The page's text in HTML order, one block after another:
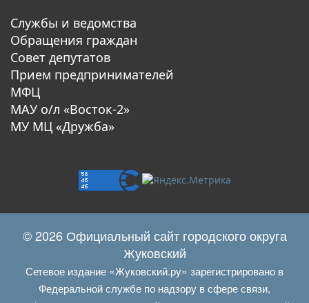
Службы и ведомства
Обращения граждан
Совет депутатов
Прием предпринимателей
МФЦ
МАУ о/л «Восток-2»
МУ МЦ «Дружба»
© 2026 Официальный сайт городского округа
Жуковский
Сетевое издание «Жуковский.ру» зарегистрировано в
Федеральной службе по надзору в сфере связи,